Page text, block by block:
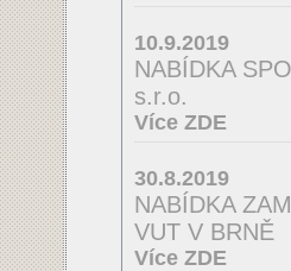
10.9.2019
NABÍDKA
s.r.o.
Více ZDE
30.8.2019
NABÍDKA
VUT V BRNĚ
Více ZDE